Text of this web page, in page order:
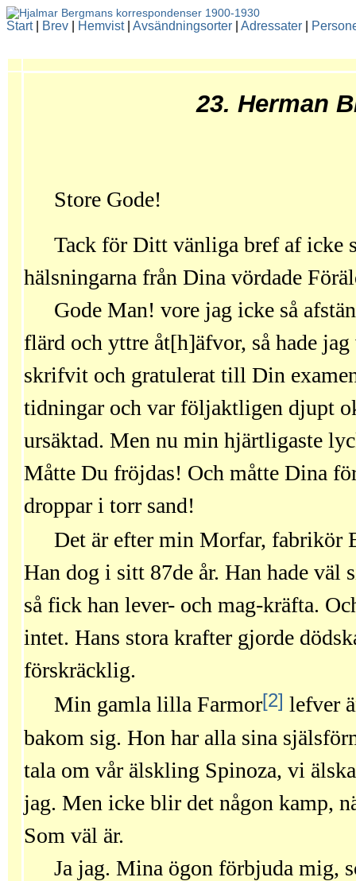
Start| Brev Hemvist| Avsändningsorter Adressater
23. Herman
Store Gode!
Tack för Ditt vänliga bref af icke
hälsningarna från Dina vördade
Gode Man! vore jag icke så
flärd och yttre åt[h]äfvor, så hade
skrifvit och gratulerat till Din
tidningar och var följaktligen djupt
ursäktad. Men nu min hjärtligaste
Måtte Du fröjdas! Och måtte Dina
droppar i torr sand!
Det är efter min Morfar, fabrikör
Han dog i sitt 87de år. Han hade väl
så fick han lever- och mag-kräfta.
intet. Hans stora krafter gjorde
förskräcklig.
Min gamla lilla Farmor[2] lefver
bakom sig. Hon har alla sina
tala om vår älskling Spinoza, vi
jag. Men icke blir det någon kamp,
Som väl är.
Ja jag. Mina ögon förbjuda mig,